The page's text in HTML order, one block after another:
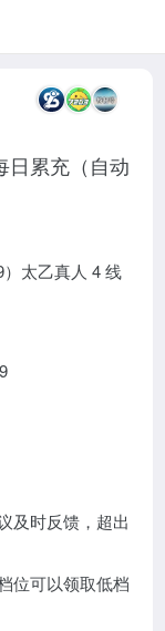
日累充（自动
）太乙真人 4 线
及时反馈，超出
位可以领取低档